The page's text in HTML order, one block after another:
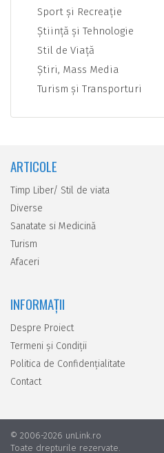
Sport şi Recreaţie
Ştiinţă şi Tehnologie
Stil de Viaţă
Ştiri, Mass Media
Turism şi Transporturi
ARTICOLE
Timp Liber/ Stil de viata
Diverse
Sanatate si Medicină
Turism
Afaceri
INFORMAȚII
Despre Proiect
Termeni și Condiții
Politica de Confidențialitate
Contact
© 2006-2026 unLink.ro
Toate drepturile rezervate.